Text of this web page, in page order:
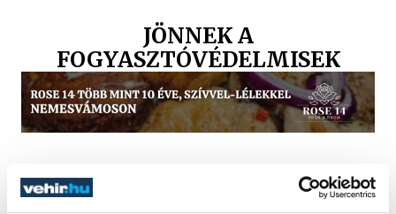
JÖNNEK A
FOGYASZTÓVÉDELMISEK